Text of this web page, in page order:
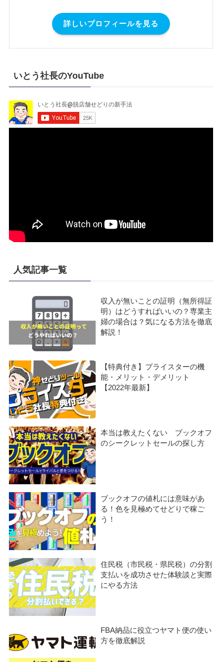
詳しいプロフィールを見る
いとう社長のYouTube
人気記事一覧
収入が無いことの証明（無所得証
明）はどうすればいいの？専業主
婦の場合は？気になる方法を徹底
解説！
【特典付き】プライスターの機
能・メリット・デメリット
【2022年最新】
本当は教えたくない ブックオフ
のシークレットセールの探し方
ブックオフの値札には意味があ
る！色を見極めてせどりで稼ご
う！
住民税（市民税・県民税）の分割
支払いを成功させた体験談と実際
にやる方法
FBA納品に役立つヤマト便の使い
方を徹底解説